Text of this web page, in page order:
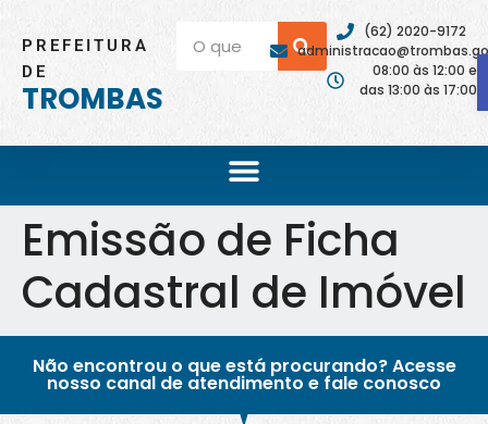
PREFEITURA
DE
TROMBAS
(62) 2020-9172
08:00 às 12:00 e
das 13:00 às 17:00
Emissão de Ficha
Cadastral de Imóvel
Não encontrou o que está procurando? Acesse
nosso canal de atendimento e fale conosco